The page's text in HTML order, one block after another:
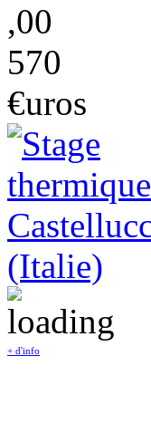
,00
570
€uros
+ d'info